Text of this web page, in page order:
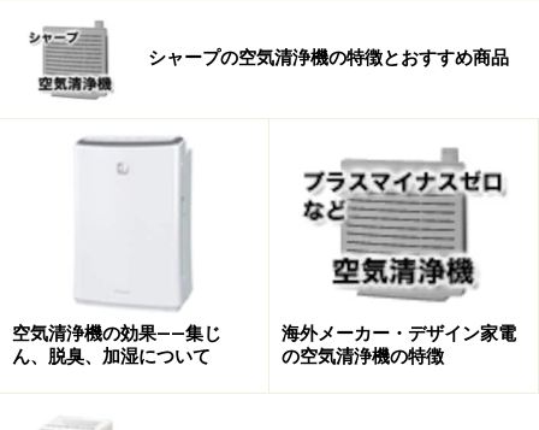
シャープの空気清浄機の特徴とおすすめ商品
空気清浄機の効果――集じ
ん、脱臭、加湿について
海外メーカー・デザイン家電
の空気清浄機の特徴